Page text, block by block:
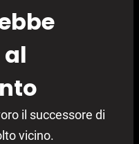
il successore di
vicino.